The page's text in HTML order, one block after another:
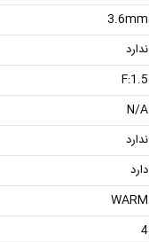
3.6mm
ندارد
F:1.5
N/A
ندارد
دارد
WARM
4